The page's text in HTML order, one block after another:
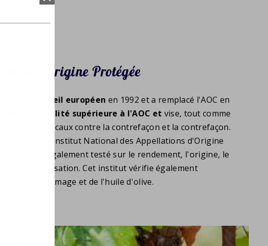
d'Origine Protégée
Conseil européen en 1992 et a remplacé l'AOC en
label de qualité supérieure à l'AOC et vise, tout comme
les produits locaux contre la contrefaçon et la contrefaçon.
par l'Institut National des Appellations d'Origine
qualité est également testé sur le rendement, l'origine, le
et la fertilisation. Cet institut vérifie également
qualité du fromage et de l'huile d'olive.